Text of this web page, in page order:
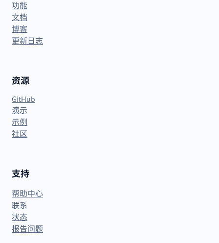
功能
文档
博客
更新日志
资源
GitHub
演示
示例
社区
支持
帮助中心
联系
状态
报告问题